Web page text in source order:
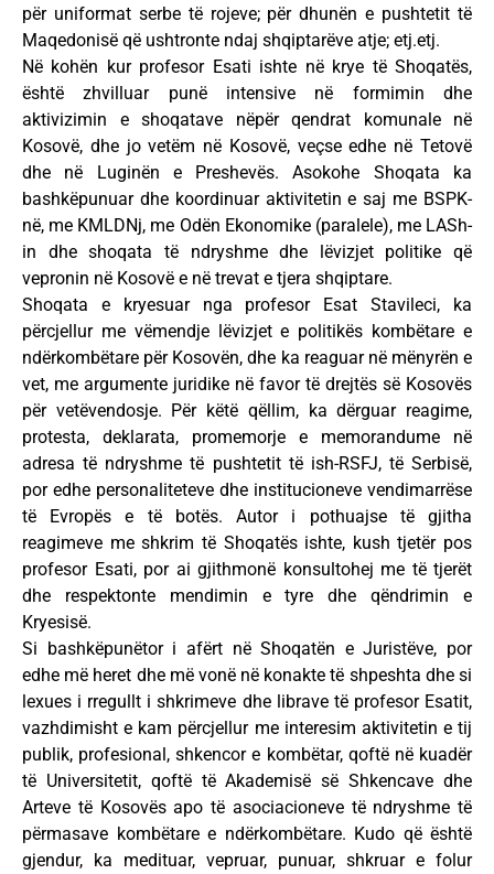
për uniformat serbe të rojeve; për dhunën e pushtetit të
Maqedonisë që ushtronte ndaj shqiptarëve atje; etj.etj.
Në kohën kur profesor Esati ishte në krye të Shoqatës,
është zhvilluar punë intensive në formimin dhe
aktivizimin e shoqatave nëpër qendrat komunale në
Kosovë, dhe jo vetëm në Kosovë, veçse edhe në Tetovë
dhe në Luginën e Preshevës. Asokohe Shoqata ka
bashkëpunuar dhe koordinuar aktivitetin e saj me BSPK-
në, me KMLDNj, me Odën Ekonomike (paralele), me LASh-
in dhe shoqata të ndryshme dhe lëvizjet politike që
vepronin në Kosovë e në trevat e tjera shqiptare.
Shoqata e kryesuar nga profesor Esat Stavileci, ka
përcjellur me vëmendje lëvizjet e politikës kombëtare e
ndërkombëtare për Kosovën, dhe ka reaguar në mënyrën e
vet, me argumente juridike në favor të drejtës së Kosovës
për vetëvendosje. Për këtë qëllim, ka dërguar reagime,
protesta, deklarata, promemorje e memorandume në
adresa të ndryshme të pushtetit të ish-RSFJ, të Serbisë,
por edhe personaliteteve dhe institucioneve vendimarrëse
të Evropës e të botës. Autor i pothuajse të gjitha
reagimeve me shkrim të Shoqatës ishte, kush tjetër pos
profesor Esati, por ai gjithmonë konsultohej me të tjerët
dhe respektonte mendimin e tyre dhe qëndrimin e
Kryesisë.
Si bashkëpunëtor i afërt në Shoqatën e Juristëve, por
edhe më heret dhe më vonë në konakte të shpeshta dhe si
lexues i rregullt i shkrimeve dhe librave të profesor Esatit,
vazhdimisht e kam përcjellur me interesim aktivitetin e tij
publik, profesional, shkencor e kombëtar, qoftë në kuadër
të Universitetit, qoftë të Akademisë së Shkencave dhe
Arteve të Kosovës apo të asociacioneve të ndryshme të
përmasave kombëtare e ndërkombëtare. Kudo që është
gjendur, ka medituar, vepruar, punuar, shkruar e folur